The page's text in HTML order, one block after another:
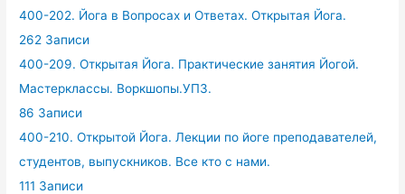
400-202. Йога в Вопросах и Ответах. Открытая Йога.
262 Записи
400-209. Открытая Йога. Практические занятия Йогой.
Мастерклассы. Воркшопы.УПЗ.
86 Записи
400-210. Открытой Йога. Лекции по йоге преподавателей,
студентов, выпускников. Все кто с нами.
111 Записи